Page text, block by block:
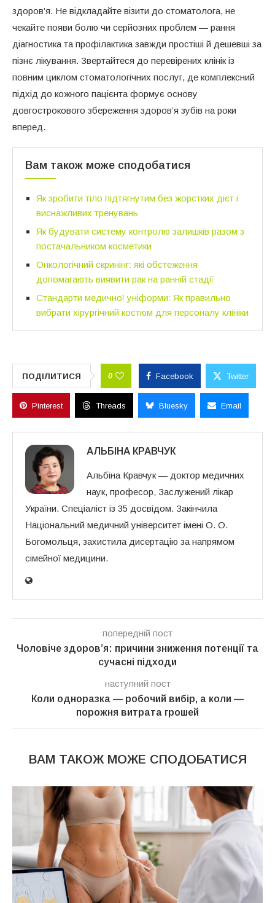
здоров’я. Не відкладайте візити до стоматолога, не
чекайте появи болю чи серйозних проблем — рання
діагностика та профілактика завжди простіші й дешевші за
пізнє лікування. Звертайтеся до перевірених клінік із
повним циклом стоматологічних послуг, де комплексний
підхід до кожного пацієнта формує основу
довгострокового збереження здоров’я зубів на роки
вперед.
Вам також може сподобатися
Як зробити тіло підтягнутим без жорстких дієт і
виснажливих тренувань
Як будувати систему контролю залишків разом з
постачальником косметики
Онкологічний скринінг: які обстеження
допомагають виявити рак на ранній стадії
Стандарти медичної уніформи: Як правильно
вибрати хірургічний костюм для персоналу клініки
ПОДІЛИТИСЯ 0 Facebook Twitter
Pinterest Threads Bluesky Email
АЛЬБІНА КРАВЧУК
Альбіна Кравчук — доктор медичних
наук, професор, Заслужений лікар
України. Спеціаліст із 35 досвідом. Закінчила
Національний медичний університет імені О. О.
Богомольця, захистила дисертацію за напрямом
сімейної медицини.
попередній пост
Чоловіче здоров’я: причини зниження потенції та
сучасні підходи
наступний пост
Коли одноразка — робочий вибір, а коли —
порожня витрата грошей
ВАМ ТАКОЖ МОЖЕ СПОДОБАТИСЯ